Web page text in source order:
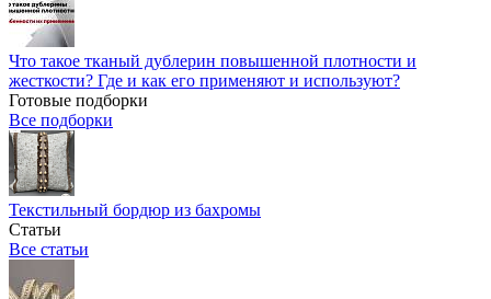
Что такое тканый дублерин повышенной плотности и
жесткости? Где и как его применяют и используют?
Готовые подборки
Все подборки
Текстильный бордюр из бахромы
Статьи
Все статьи